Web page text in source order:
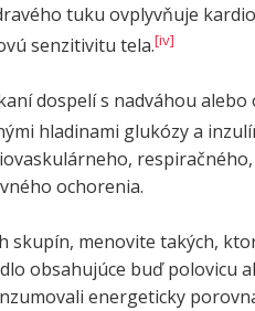
tuku ovplyvňuje
senzitivitu tela.[iv]
dospelí s nadváhou
hladinami glukózy a
ochorenia.
skupín, menovite takých,
obsahujúce buď polovicu
energeticky